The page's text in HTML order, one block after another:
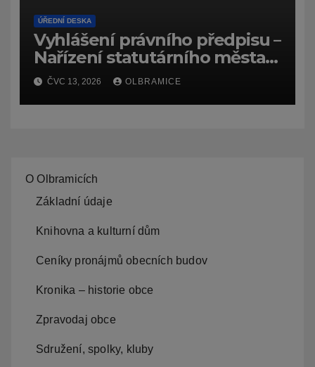
ÚŘEDNÍ DESKA
Vyhlášení právního předpisu –
Nařízení statutárního města
Ostravy, o záměru zadat
zpracování lesních
hospodářských budov
ČVC 13, 2026 OLBRAMICE
O Olbramicích
Základní údaje
Knihovna a kulturní dům
Ceníky pronájmů obecních budov
Kronika – historie obce
Zpravodaj obce
Sdružení, spolky, kluby